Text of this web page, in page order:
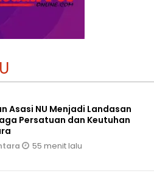
Asasi NU Menjadi Landasan
Persatuan dan Keutuhan
55 menit lalu